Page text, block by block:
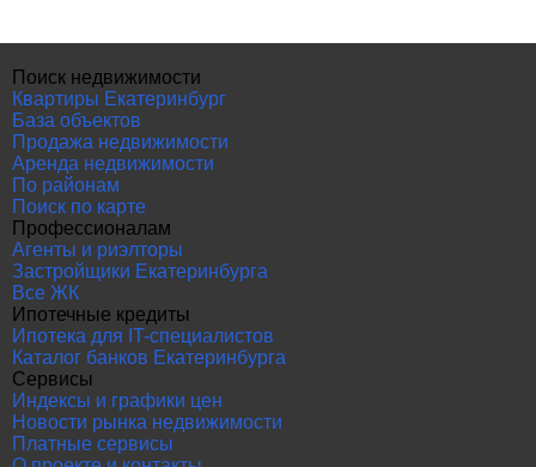
Поиск недвижимости
Квартиры Екатеринбург
База объектов
Продажа недвижимости
Аренда недвижимости
По районам
Поиск по карте
Профессионалам
Агенты и риэлторы
Застройщики Екатеринбурга
Все ЖК
Ипотечные кредиты
Ипотека для IT-специалистов
Каталог банков Екатеринбурга
Сервисы
Индексы и графики цен
Новости рынка недвижимости
Платные сервисы